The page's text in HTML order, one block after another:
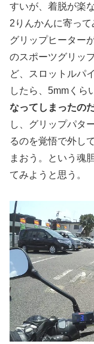
すいが、着脱が楽
2りんかんに寄っ
グリップヒーター
のスポーツグリッ
ど、スロットルパ
したら、5mmくら
なってしまったのだ
し、グリップパタ
るのを覚悟で外し
まおう。という魂
てみようと思う。